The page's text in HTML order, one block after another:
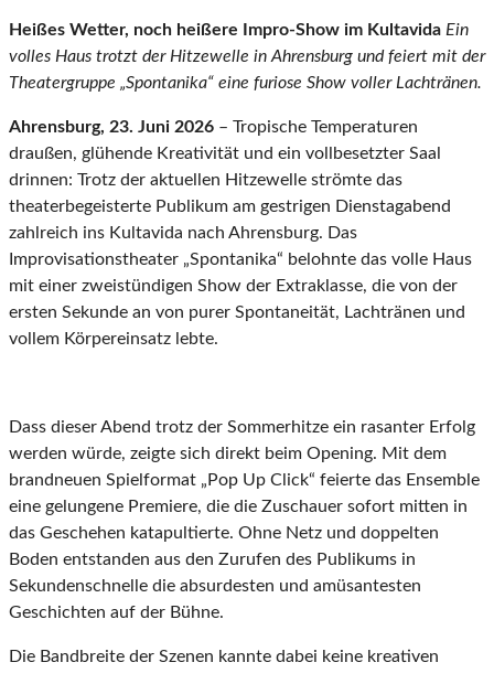
Heißes Wetter, noch heißere Impro-Show im Kultavida Ein
volles Haus trotzt der Hitzewelle in Ahrensburg und feiert mit der
Theatergruppe „Spontanika“ eine furiose Show voller Lachtränen.
Ahrensburg, 23. Juni 2026 – Tropische Temperaturen
draußen, glühende Kreativität und ein vollbesetzter Saal
drinnen: Trotz der aktuellen Hitzewelle strömte das
theaterbegeisterte Publikum am gestrigen Dienstagabend
zahlreich ins Kultavida nach Ahrensburg. Das
Improvisationstheater „Spontanika“ belohnte das volle Haus
mit einer zweistündigen Show der Extraklasse, die von der
ersten Sekunde an von purer Spontaneität, Lachtränen und
vollem Körpereinsatz lebte.
Dass dieser Abend trotz der Sommerhitze ein rasanter Erfolg
werden würde, zeigte sich direkt beim Opening. Mit dem
brandneuen Spielformat „Pop Up Click“ feierte das Ensemble
eine gelungene Premiere, die die Zuschauer sofort mitten in
das Geschehen katapultierte. Ohne Netz und doppelten
Boden entstanden aus den Zurufen des Publikums in
Sekundenschnelle die absurdesten und amüsantesten
Geschichten auf der Bühne.
Die Bandbreite der Szenen kannte dabei keine kreativen